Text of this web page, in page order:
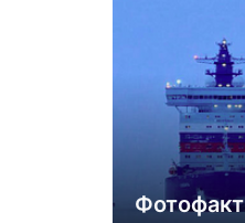
Фотофакт